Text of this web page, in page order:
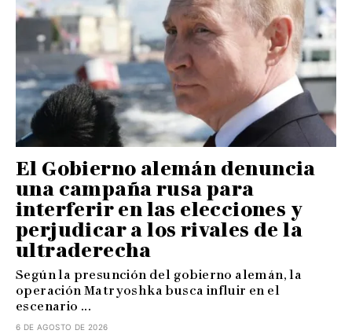
El Gobierno alemán denuncia
una campaña rusa para
interferir en las elecciones y
perjudicar a los rivales de la
ultraderecha
Según la presunción del gobierno alemán, la
operación Matryoshka busca influir en el
escenario ...
6 DE AGOSTO DE 2026